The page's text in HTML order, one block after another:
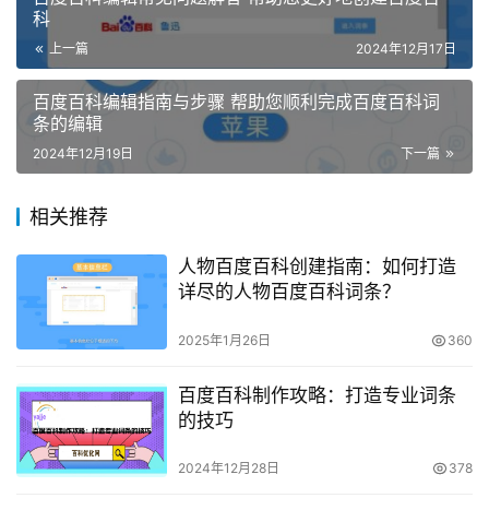
科
上一篇 2024年12月17日
百度百科编辑指南与步骤 帮助您顺利完成百度百科词
条的编辑
下一篇
2024年12月19日
相关推荐
人物百度百科创建指南：如何打造
详尽的人物百度百科词条？
2025年1月26日 360
百度百科制作攻略：打造专业词条
的技巧
2024年12月28日 378